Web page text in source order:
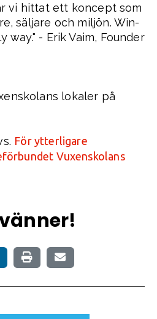
vi hittat ett koncept som
säljare och miljön. Win-
way." - Erik Vaim, Founder
lokaler på
För ytterligare
Vuxenskolans